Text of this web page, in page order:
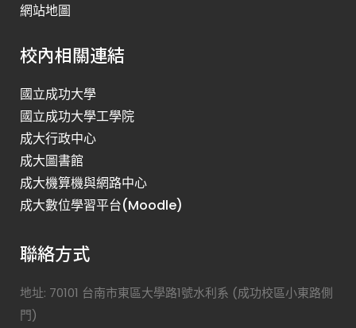
網站地圖
校內相關連結
國立成功大學
國立成功大學工學院
成大行政中心
成大圖書館
成大機算機與網路中心
成大數位學習平台(Moodle)
聯絡方式
地址: 70101 台南市東區大學路1號水利系 (成功校區小東路側
門)